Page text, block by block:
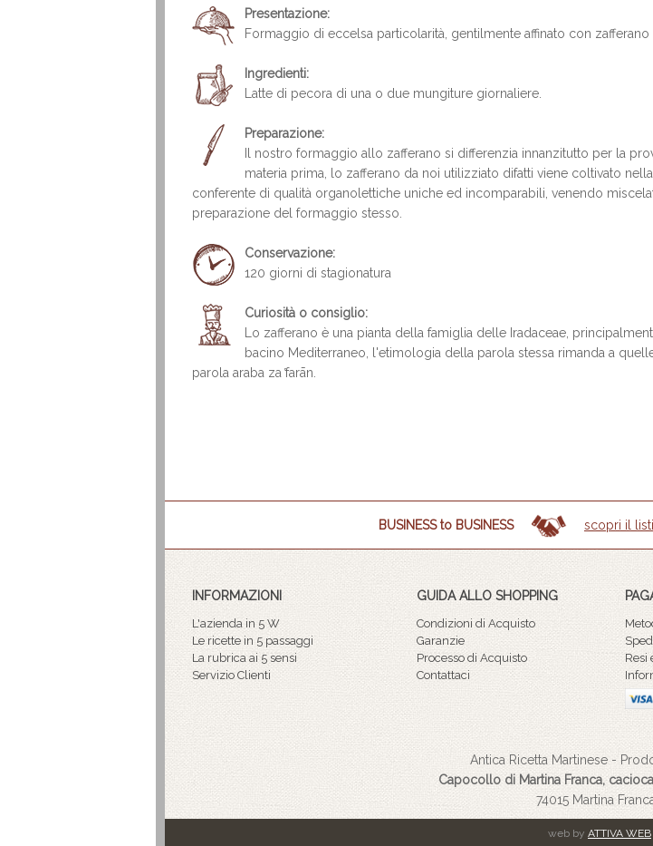
Presentazione:
Formaggio di eccelsa particolarità, gentilmente affinato con zafferano
Ingredienti:
Latte di pecora di una o due mungiture giornaliere.
Preparazione:
Il nostro formaggio allo zafferano si differenzia innanzitutto per la
materia prima, lo zafferano da noi utilizziato difatti viene coltivato nella
conferente di qualità organolettiche uniche ed incomparabili, venendo
preparazione del formaggio stesso.
Conservazione:
120 giorni di stagionatura
Curiosità o consiglio:
Lo zafferano è una pianta della famiglia delle Iradaceae,
bacino Mediterraneo, l'etimologia della parola stessa rimanda a
parola araba za ̔farān.
BUSINESS to BUSINESS scopri il
INFORMAZIONI
L'azienda in 5 W
Le ricette in 5 passaggi
La rubrica ai 5 sensi
Servizio Clienti
GUIDA ALLO SHOPPING
Condizioni di Acquisto
Garanzie
Processo di Acquisto
Contattaci
Resi
Antica Ricetta Martinese -
Capocollo di Martina Franca,
74015 Martina
web by ATTIVA WEB